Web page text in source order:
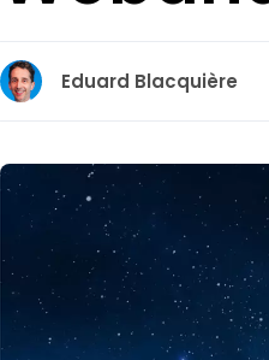
Eduard Blacquière